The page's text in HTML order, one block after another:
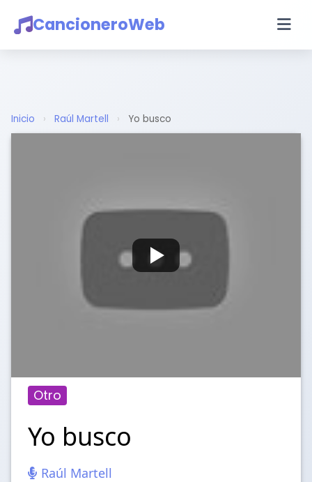
CancioneroWeb
Inicio › Raúl Martell › Yo busco
Otro
Yo busco
Raúl Martell